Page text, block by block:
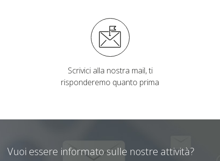
Scrivici alla nostra mail, ti
risponderemo quanto prima
Vuoi essere informato sulle nostre attività?